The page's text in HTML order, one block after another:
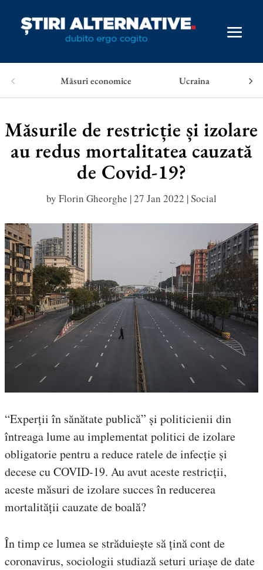
Măsuri economice Ucraina
Măsurile de restricție și izolare
au redus mortalitatea cauzată
de Covid-19?
by Florin Gheorghe |27 Jan 2022 |Social
“Experții în sănătate publică” și politicienii din
întreaga lume au implementat politici de izolare
obligatorie pentru a reduce ratele de infecție și
decese cu COVID-19. Au avut aceste restricții,
aceste măsuri de izolare succes în reducerea
mortalității cauzate de boală?
În timp ce lumea se străduiește să țină cont de
coronavirus, sociologii studiază seturi uriașe de date